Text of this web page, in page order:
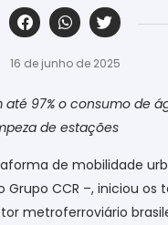
‎ ‎ ‎ ‎ ‎ ‎ ‎ ‎ ‎ ‎ ‎ ‎ ‎ ‎ ‎ ‎ ‎ ‎ ‎ ‎ ‎ ‎ ‎ ‎ ‎ ‎ ‎ ‎ ‎ ‎ ‎
16 de junho de 2025
97% o consumo de
de estações
de mobilidade
Grupo CCR –, iniciou os
metroferroviário